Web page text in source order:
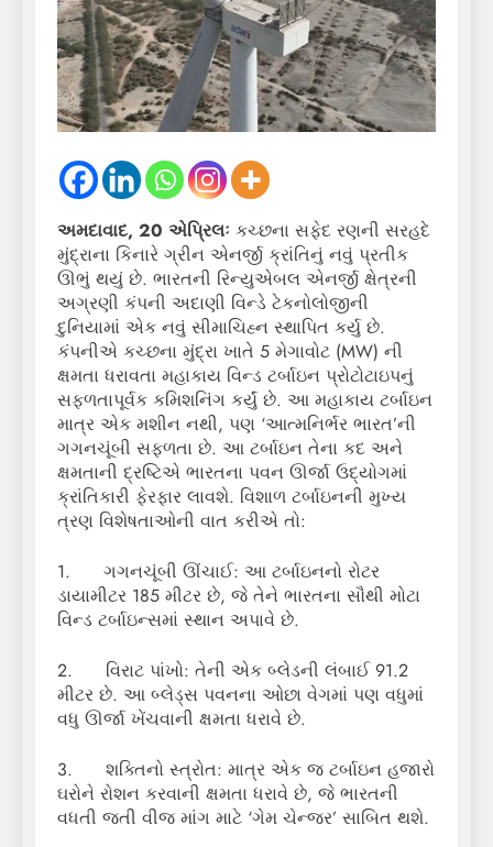
અમદાવાદ, 20 એપ્રિલઃ કચ્છના સફેદ રણની સરહદે
મુંદ્રાના કિનારે ગ્રીન એનર્જી ક્રાંતિનું નવું પ્રતીક
ઊભું થયું છે. ભારતની રિન્યુએબલ એનર્જી ક્ષેત્રની
અગ્રણી કંપની અદાણી વિન્ડે ટેકનોલોજીની
દુનિયામાં એક નવું સીમાચિહ્ન સ્થાપિત કર્યુ છે.
કંપનીએ કચ્છના મુંદ્રા ખાતે 5 મેગાવોટ (MW) ની
ક્ષમતા ધરાવતા મહાકાય વિન્ડ ટર્બાઇન પ્રોટોટાઇપનું
સફળતાપૂર્વક કમિશનિંગ કર્યું છે. આ મહાકાય ટર્બાઇન
માત્ર એક મશીન નથી, પણ ‘આત્મનિર્ભર ભારત’ની
ગગનચૂંબી સફળતા છે. આ ટર્બાઇન તેના કદ અને
ક્ષમતાની દ્રષ્ટિએ ભારતના પવન ઊર્જા ઉદ્યોગમાં
ક્રાંતિકારી ફેરફાર લાવશે. વિશાળ ટર્બાઇનની મુખ્ય
ત્રણ વિશેષતાઓની વાત કરીએ તો:
1. ગગનચૂંબી ઊંચાઈ: આ ટર્બાઇનનો રોટર
ડાયામીટર 185 મીટર છે, જે તેને ભારતના સૌથી મોટા
વિન્ડ ટર્બાઇન્સમાં સ્થાન અપાવે છે.
2. વિરાટ પાંખો: તેની એક બ્લેડની લંબાઈ 91.2
મીટર છે. આ બ્લેડ્સ પવનના ઓછા વેગમાં પણ વધુમાં
વધુ ઊર્જા ખેંચવાની ક્ષમતા ધરાવે છે.
3. શક્તિનો સ્ત્રોત: માત્ર એક જ ટર્બાઇન હજારો
ઘરોને રોશન કરવાની ક્ષમતા ધરાવે છે, જે ભારતની
વધતી જતી વીજ માંગ માટે ‘ગેમ ચેન્જર’ સાબિત થશે.